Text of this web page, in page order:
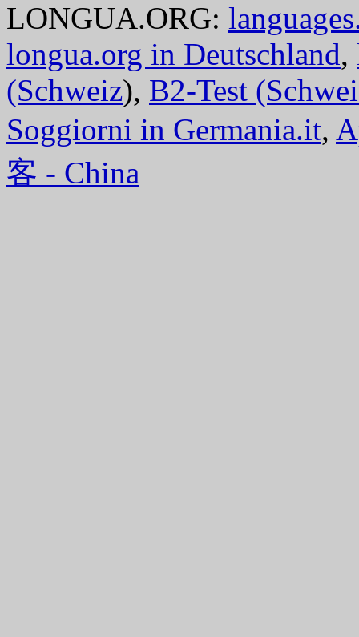
LONGUA.ORG:
longua.org in Deutschland,
(Schweiz), B2-Test
Soggiorni in Germania.it,
客 - China